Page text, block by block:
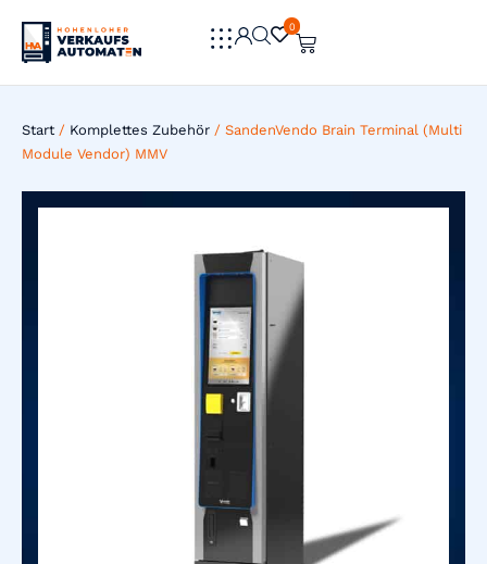
0
0
Start / Komplettes Zubehör / SandenVendo Brain Terminal (Multi
Module Vendor) MMV